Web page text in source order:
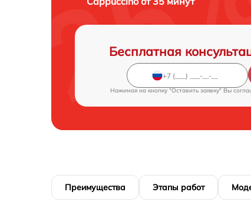
Бесплатная
Нажимая на кнопку "Оставить заявку" Вы
Преимущества Этапы работ